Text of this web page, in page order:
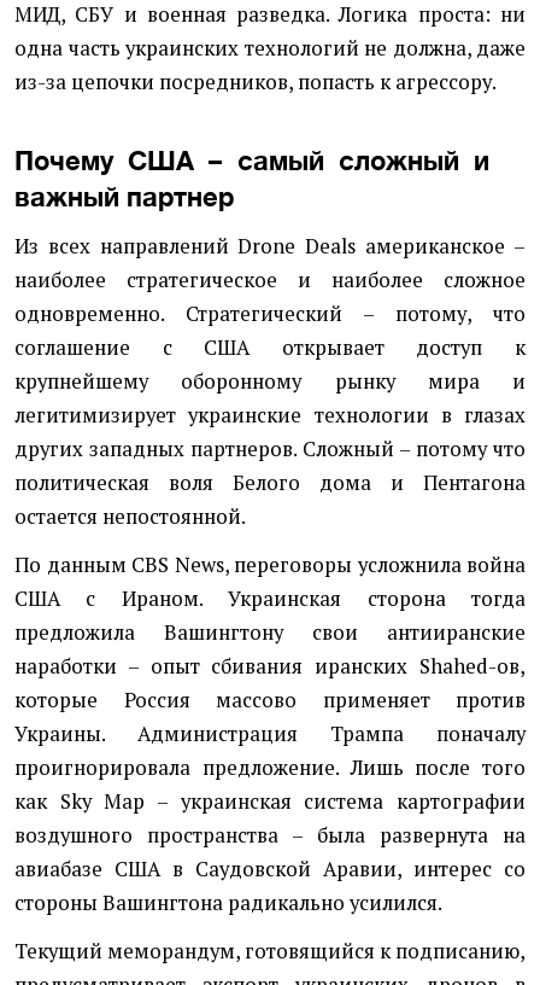
МИД, СБУ и военная разведка. Логика проста: ни
одна часть украинских технологий не должна, даже
из-за цепочки посредников, попасть к агрессору.
Почему США – самый сложный и
важный партнер
Из всех направлений Drone Deals американское –
наиболее стратегическое и наиболее сложное
одновременно. Стратегический – потому, что
соглашение с США открывает доступ к
крупнейшему оборонному рынку мира и
легитимизирует украинские технологии в глазах
других западных партнеров. Сложный – потому что
политическая воля Белого дома и Пентагона
остается непостоянной.
По данным CBS News, переговоры усложнила война
США с Ираном. Украинская сторона тогда
предложила Вашингтону свои антииранские
наработки – опыт сбивания иранских Shahed-ов,
которые Россия массово применяет против
Украины. Администрация Трампа поначалу
проигнорировала предложение. Лишь после того
как Sky Map – украинская система картографии
воздушного пространства – была развернута на
авиабазе США в Саудовской Аравии, интерес со
стороны Вашингтона радикально усилился.
Текущий меморандум, готовящийся к подписанию,